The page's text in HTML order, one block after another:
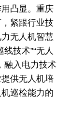
凸显。重庆
紧跟行业技
无人机智慧
技术”“无人
融入电力技术
供无人机培
巡检能力的